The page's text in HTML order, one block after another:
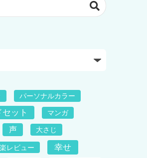
パーソナルカラー
ット マンガ
声 大さじ
レビュー 幸せ